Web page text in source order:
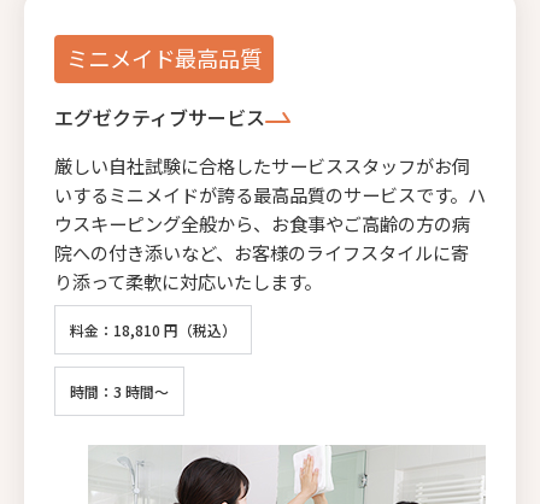
ミニメイド最高品質
エグゼクティブサービス
厳しい自社試験に合格したサービススタッフがお伺
いするミニメイドが誇る最高品質のサービスです。ハ
ウスキーピング全般から、お食事やご高齢の方の病
院への付き添いなど、お客様のライフスタイルに寄
り添って柔軟に対応いたします。
料金：18,810 円（税込）
時間：3 時間～